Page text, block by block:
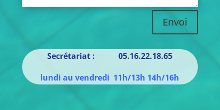
Envoi
Secrétariat : 05.16.22.18.65
lundi au vendredi 11h/13h 14h/16h